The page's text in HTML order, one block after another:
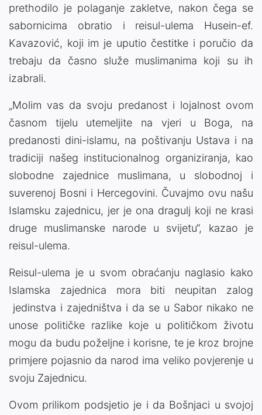
prethodilo je polaganje zakletve, nakon čega se
sabornicima obratio i reisul-ulema Husein-ef.
Kavazović, koji im je uputio čestitke i poručio da
trebaju da časno služe muslimanima koji su ih
izabrali.
„Molim vas da svoju predanost i lojalnost ovom
časnom tijelu utemeljite na vjeri u Boga, na
predanosti dini-islamu, na poštivanju Ustava i na
tradiciji našeg institucionalnog organiziranja, kao
slobodne zajednice muslimana, u slobodnoj i
suverenoj Bosni i Hercegovini. Čuvajmo ovu našu
Islamsku zajednicu, jer je ona dragulj koji ne krasi
druge muslimanske narode u svijetu“, kazao je
reisul-ulema.
Reisul-ulema je u svom obraćanju naglasio kako
Islamska zajednica mora biti neupitan zalog
jedinstva i zajedništva i da se u Sabor nikako ne
unose političke razlike koje u političkom životu
mogu da budu poželjne i korisne, te je kroz brojne
primjere pojasnio da narod ima veliko povjerenje u
svoju Zajednicu.
Ovom prilikom podsjetio je i da Bošnjaci u svojoj